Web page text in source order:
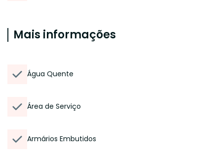
Mais informações
Água Quente
Área de Serviço
Armários Embutidos